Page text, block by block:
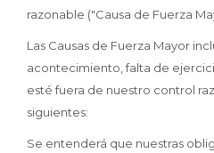
razonable ("Causa de Fuerza
Las Causas de Fuerza Mayor
acontecimiento, falta de
esté fuera de nuestro control
siguientes:
Se entenderá que nuestras